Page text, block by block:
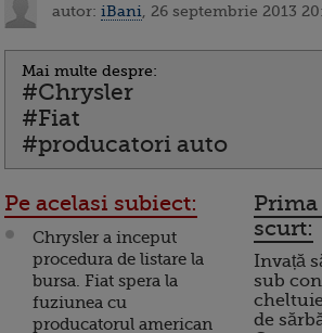
autor: iBani , 26 septembrie 2013
Mai multe despre:
#Chrysler
#Fiat
#producatori auto
Pe acelasi subiect:
Chrysler a inceput
procedura de listare la
bursa. Fiat spera la
fuziunea cu
producatorul american
scurt:
Invață
sub
de